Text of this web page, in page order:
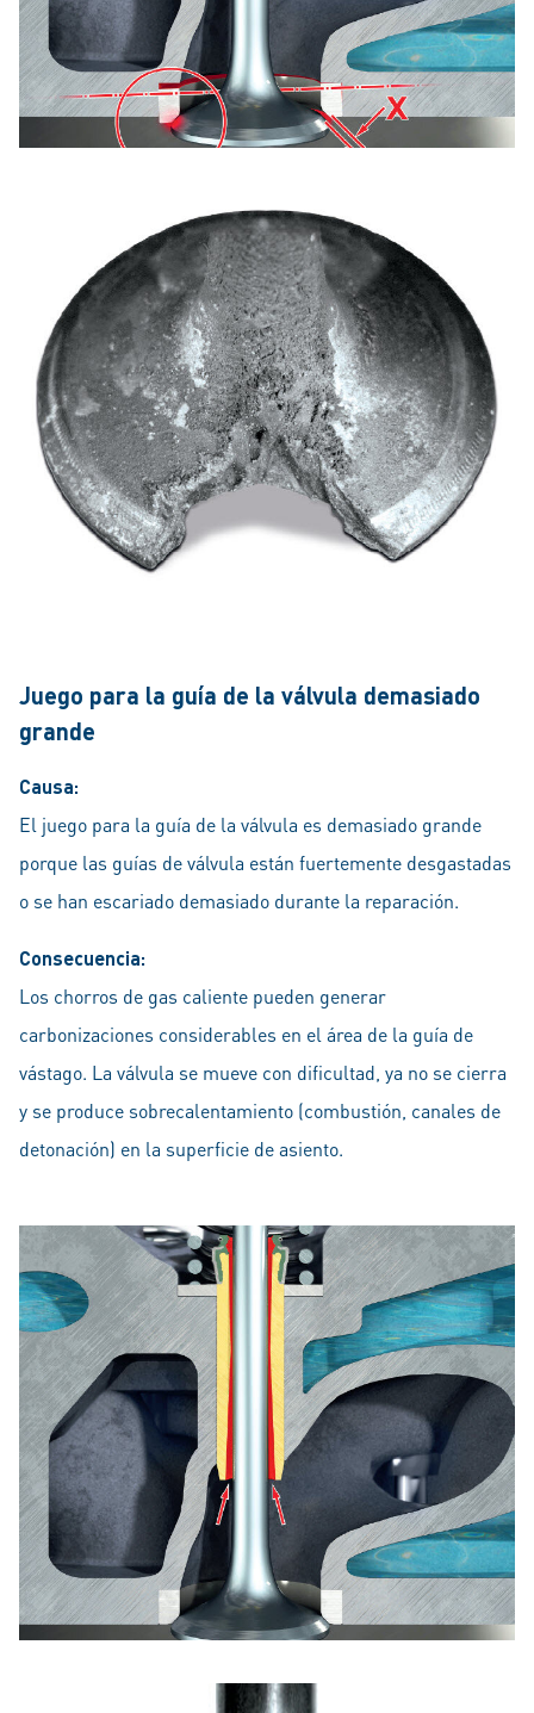
Juego para la guía de la válvula demasiado
grande
Causa:
El juego para la guía de la válvula es demasiado grande
porque las guías de válvula están fuertemente desgastadas
o se han escariado demasiado durante la reparación.
Consecuencia:
Los chorros de gas caliente pueden generar
carbonizaciones considerables en el área de la guía de
vástago. La válvula se mueve con dificultad, ya no se cierra
y se produce sobrecalentamiento (combustión, canales de
detonación) en la superficie de asiento.